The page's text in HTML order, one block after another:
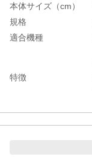
本体サイズ（cm）
規格
適合機種
特徴